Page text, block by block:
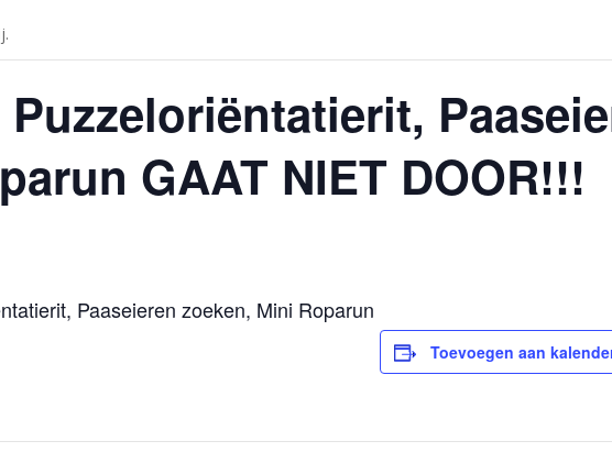
GAAT NIET DOOR!!!
Paaseieren zoeken, Mini Roparun
Toevoegen aan